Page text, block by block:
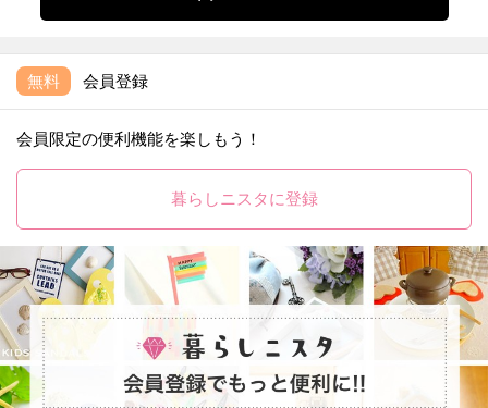
無料 会員登録
会員限定の便利機能を楽しもう！
暮らしニスタに登録